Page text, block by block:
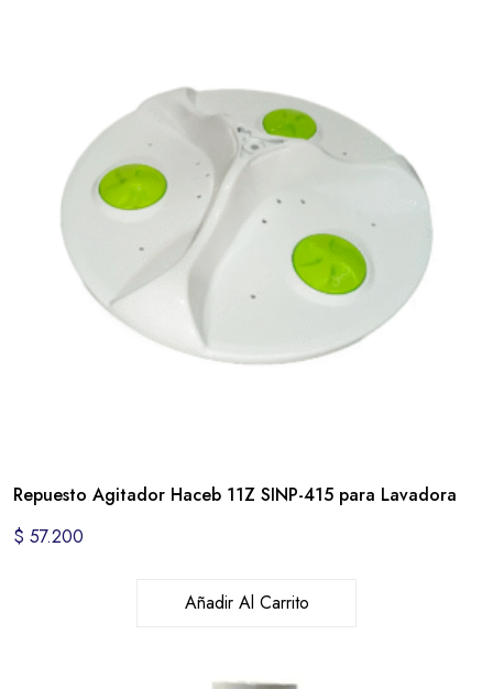
Repuesto Agitador Haceb 11Z SINP-415 para Lavadora
$ 57.200
Añadir Al Carrito